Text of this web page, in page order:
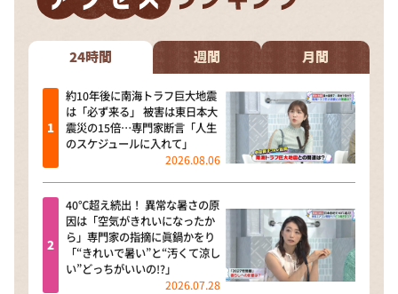
24時間 週間 月間
約10年後に南海トラフ巨大地震
は「必ず来る」 被害は東日本大
震災の15倍…専門家断言「人生
のスケジュールに入れて」
2026.08.06
40℃超え続出！ 異常な暑さの原
因は「空気がきれいになったか
ら」専門家の指摘に眞鍋かをり
「“きれいで暑い”と“汚くて涼し
い”どっちがいいの!?」
2026.07.28